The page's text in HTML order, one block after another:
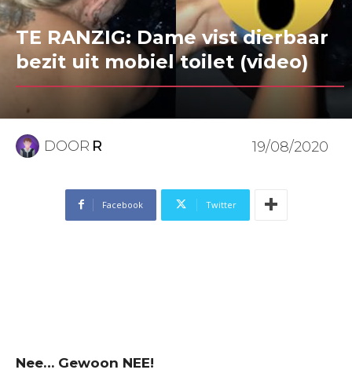
TE RANZIG: Dame vist dierbaar
bezit uit mobiel toilet (video)
DOOR R 19/08/2020
Facebook Twitter
Nee… Gewoon NEE!